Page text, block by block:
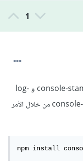
1
لفعل ذلك تحتاج تثبيت بعض الوحدات مثل console-stamp و log-
timestamp, يمكنك تثبيت الوحدة console-stamp من خلال الأمر
npm install